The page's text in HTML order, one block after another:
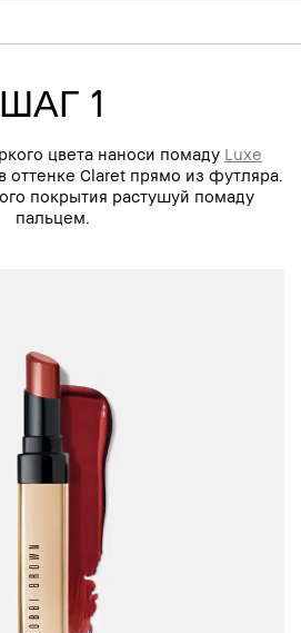
ШАГ 1
цвета наноси помаду Luxe
в оттенке Claret прямо из футляра.
покрытия растушуй помаду
пальцем.